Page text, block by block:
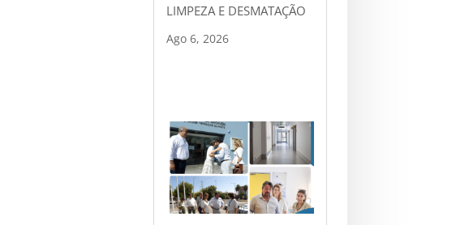
LIMPEZA E DESMATAÇÃO
Ago 6, 2026